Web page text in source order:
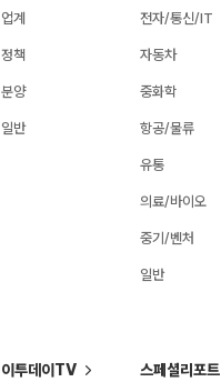
업계
정책
분양
일반
전자/통신/IT
자동차
중화학
항공/물류
유통
의료/바이오
중기/벤처
일반
이투데이TV 스페셜리포트